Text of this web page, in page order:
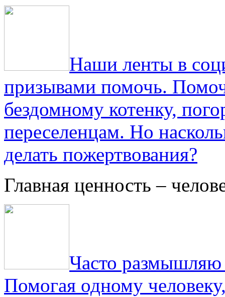
Наши ленты в
призывами помочь.
бездомному котенку,
переселенцам. Но
делать пожертвования?
Главная ценность –
Часто размышляю
Помогая одному